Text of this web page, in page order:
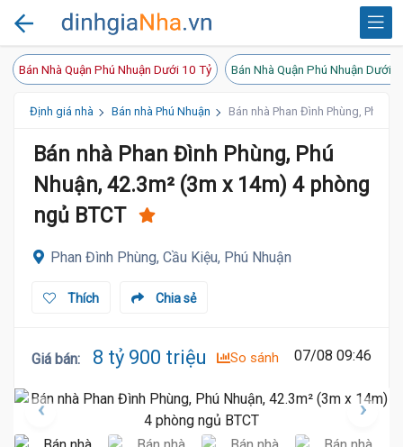
Bán Nhà Quận Phú Nhuận Dưới 10 Tỷ Bán Nhà Quận Phú Nhuận Dưới
Định giá nhà Bán nhà Phú Nhuận Bán nhà Phan Đình Phùng, Phú
Bán nhà Phan Đình Phùng, Phú
Nhuận, 42.3m² (3m x 14m) 4 phòng
ngủ BTCT
Phan Đình Phùng, Cầu Kiệu, Phú Nhuận
Chia sẻ
Thích
Giá bán: 8 tỷ 900 triệu So sánh 07/08 09:46